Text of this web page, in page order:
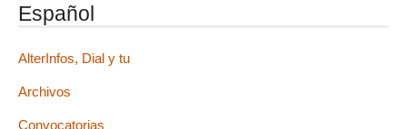
Español
AlterInfos, Dial y tu
Archivos
Convocatorias